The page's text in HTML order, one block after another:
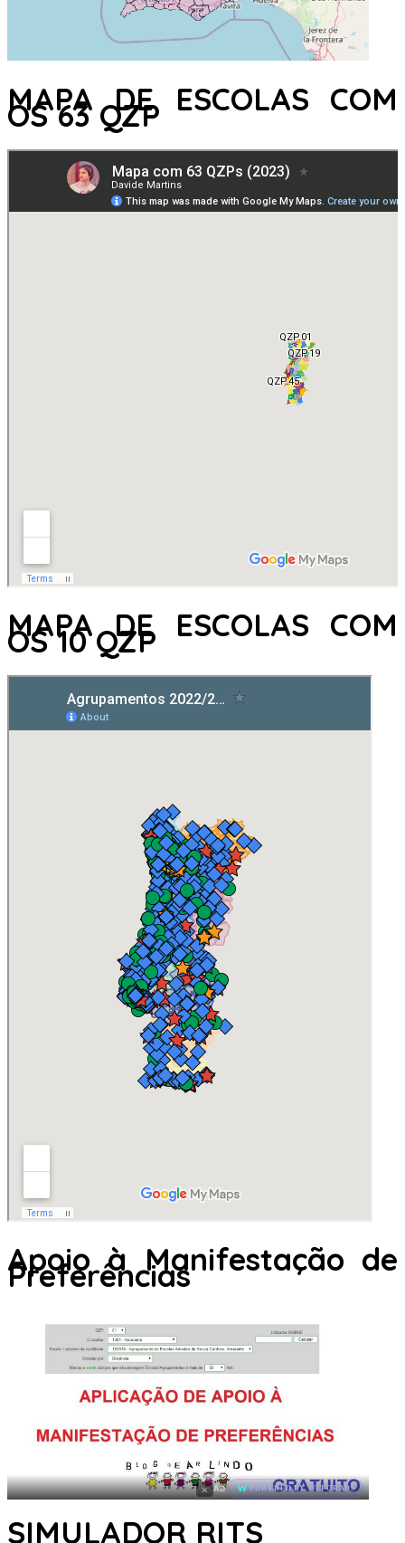
MAPA DE ESCOLAS COM
OS 63 QZP
MAPA DE ESCOLAS COM
OS 10 QZP
Apoio à Manifestação de
Preferências
× AD POWERED BY WEFORADS
SIMULADOR RITS